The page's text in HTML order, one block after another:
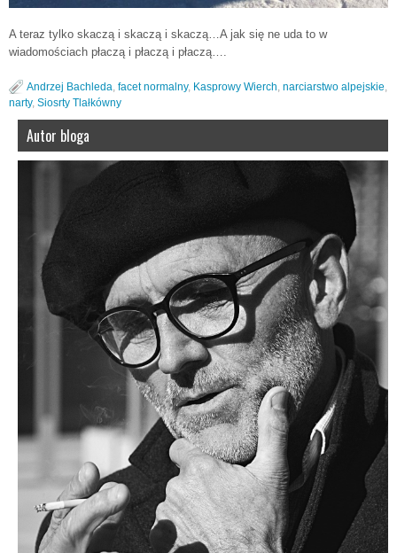
A teraz tylko skaczą i skaczą i skaczą…A jak się ne uda to w
wiadomościach płaczą i płaczą i płaczą….
Andrzej Bachleda, facet normalny, Kasprowy Wierch, narciarstwo alpejskie,
narty, Siosrty Tlałkówny
Autor bloga